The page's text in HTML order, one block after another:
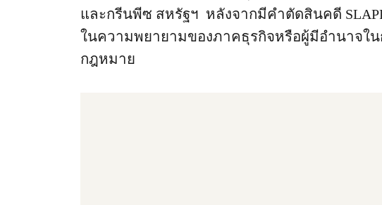
และกรีนพีซ สหรัฐฯ หลังจากมีคำตัดสินคดี SLAPP
ในความพยายามของภาคธุรกิจหรือผู้มีอำนาจใ
กฎหมาย